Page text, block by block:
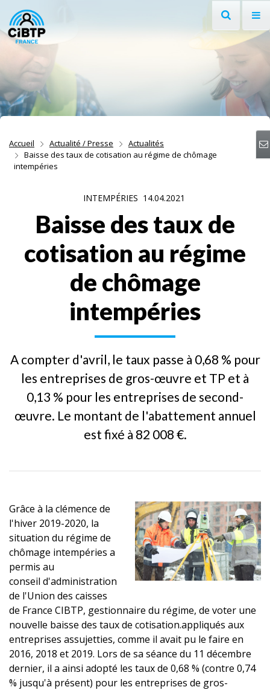
Aller au contenu
Aller à la recherche
Aller à la navigation
Accueil Actualité / Presse
Actualités
Baisse des taux de cotisation au régime de chômage
intempéries
INTEMPÉRIES 14.04.2021
Baisse des taux de
cotisation au régime
de chômage
intempéries
A compter d'avril, le taux passe à 0,68 % pour
les entreprises de gros-œuvre et TP et à
0,13 % pour les entreprises de second-
œuvre. Le montant de l'abattement annuel
est fixé à 82 008 €.
Grâce à la clémence de
l'hiver 2019-2020, la
situation du régime de
chômage intempéries a
permis au
conseil d'administration
de l'Union des caisses
de France CIBTP, gestionnaire du régime, de voter une
nouvelle baisse des taux de cotisation.appliqués aux
entreprises assujetties, comme il avait pu le faire en
2016, 2018 et 2019. Lors de sa séance du 11 décembre
dernier, il a ainsi adopté les taux de 0,68 % (contre 0,74
% jusqu'à présent) pour les entreprises de gros-